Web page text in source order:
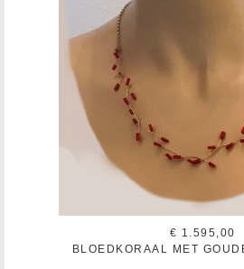
€ 1.595,00
BLOEDKORAAL MET